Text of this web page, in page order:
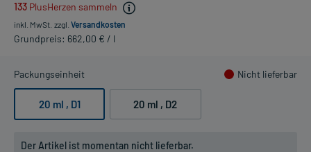
133 PlusHerzen sammeln
inkl. MwSt. zzgl. Versandkosten
Grundpreis: 662,00 € / l
Packungseinheit Nicht lieferbar
20 ml , D1 20 ml , D2
Der Artikel ist momentan nicht lieferbar.